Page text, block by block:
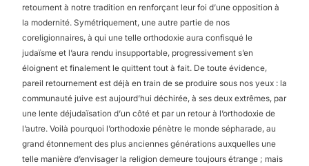
retournent à notre tradition en renforçant leur foi d’une opposition à
la modernité. Symétriquement, une autre partie de nos
coreligionnaires, à qui une telle orthodoxie aura confisqué le
judaïsme et l’aura rendu insupportable, progressivement s’en
éloignent et finalement le quittent tout à fait. De toute évidence,
pareil retournement est déjà en train de se produire sous nos yeux : la
communauté juive est aujourd’hui déchirée, à ses deux extrêmes, par
une lente déjudaïsation d’un côté et par un retour à l’orthodoxie de
l’autre. Voilà pourquoi l’orthodoxie pénètre le monde sépharade, au
grand étonnement des plus anciennes générations auxquelles une
telle manière d’envisager la religion demeure toujours étrange ; mais